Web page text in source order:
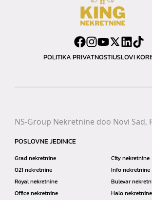
POLITIKA PRIVATNOSTIUSLOVI
NS-Group Nekretnine doo Novi Sad,
POSLOVNE JEDINICE
Grad nekretnine
City nekretnine
021 nekretnine
Info nekretnine
Royal nekretnine
Bulevar
Office nekretnine
Halo nekretnine